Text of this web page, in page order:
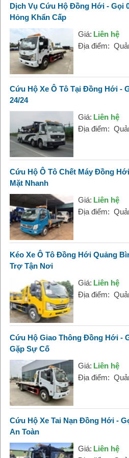
Dịch Vụ Cứu Hộ Đồng Hới - Gọi
Hỏng Khẩn Cấp
Giá: Liên hệ
Địa điểm:
Cứu Hộ Xe Ô Tô Tại Đồng Hới -
24/24
Giá: Liên hệ
Địa điểm:
Cứu Hộ Ô Tô Chết Máy Đồng
Mặt Nhanh
Giá: Liên hệ
Địa điểm:
Kéo Xe Ô Tô Đồng Hới Quảng
Trợ Tận Nơi
Giá: Liên hệ
Địa điểm:
Cứu Hộ Giao Thông Đồng Hới -
Gặp Sự Cố
Giá: Liên hệ
Địa điểm:
Cứu Hộ Xe Tai Nạn Đồng Hới -
An Toàn
Giá: Liên hệ